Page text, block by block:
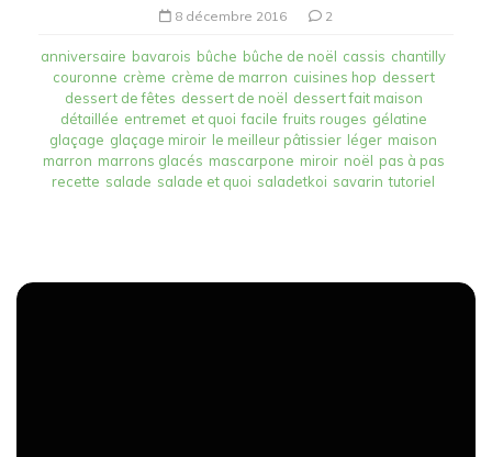
8 décembre 2016 2
anniversaire bavarois bûche bûche de noël cassis chantilly
couronne crème crème de marron cuisines hop dessert
dessert de fêtes dessert de noël dessert fait maison
détaillée entremet et quoi facile fruits rouges gélatine
glaçage glaçage miroir le meilleur pâtissier léger maison
marron marrons glacés mascarpone miroir noël pas à pas
recette salade salade et quoi saladetkoi savarin tutoriel